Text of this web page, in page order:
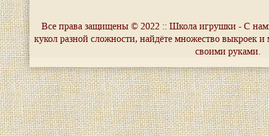
Все права защищены © 2022 :: Школа игрушки - С
кукол разной сложности, найдёте множество выкроек
своими руками.